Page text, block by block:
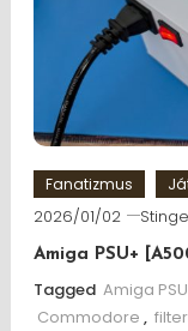
Fanatizmus
2026/01/02
Amiga PSU+
Tagged Amiga PSU
Commodore ,